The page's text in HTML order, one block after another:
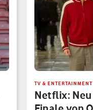
TV & ENTERTAINMENT
Netflix: Neu